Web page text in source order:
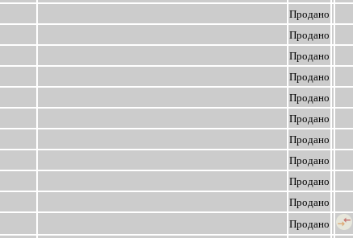
Продано
Продано
Продано
Продано
Продано
Продано
Продано
Продано
Продано
Продано
Продано